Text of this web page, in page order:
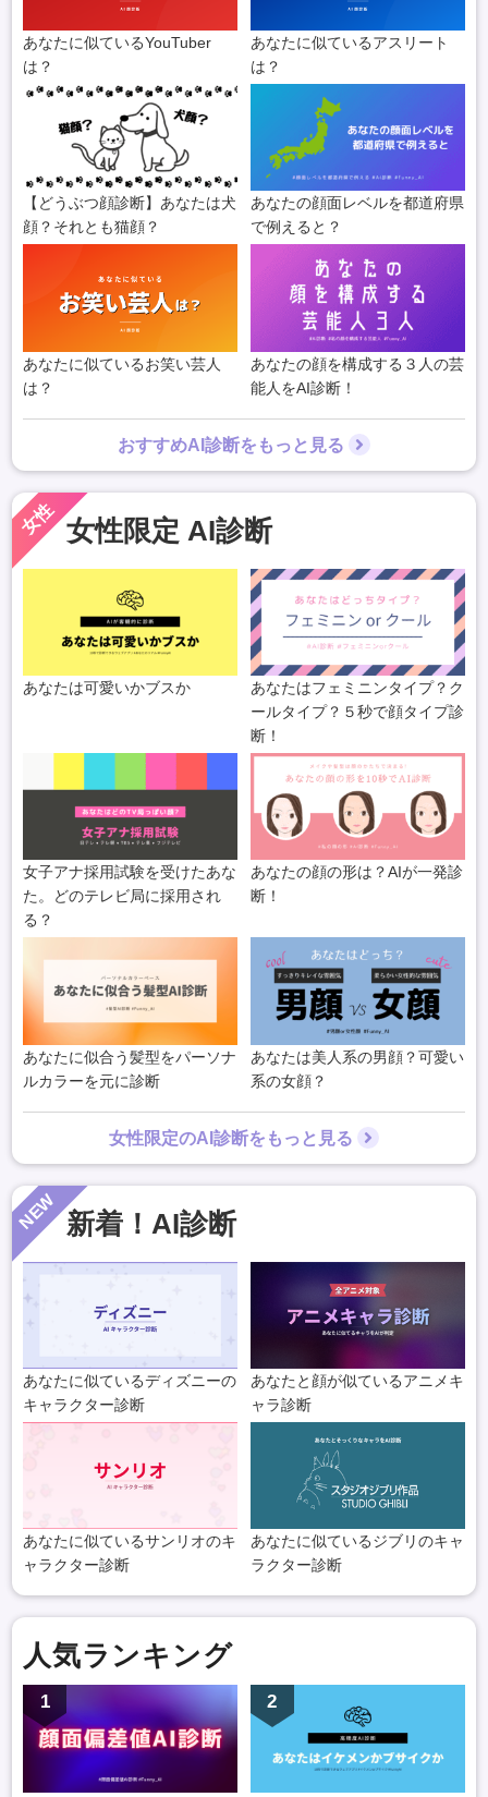
あなたに似ているYouTuber
は？
あなたに似ているアスリート
は？
【どうぶつ顔診断】あなたは犬
顔？それとも猫顔？
あなたの顔面レベルを都道府県
で例えると？
あなたに似ているお笑い芸人
は？
あなたの顔を構成する３人の芸
能人をAI診断！
おすすめAI診断をもっと見る
女性 女性限定 AI診断
あなたは可愛いかブスか
あなたはフェミニンタイプ？ク
ールタイプ？５秒で顔タイプ診
断！
女子アナ採用試験を受けたあな
た。どのテレビ局に採用され
る？
あなたの顔の形は？AIが一発診
断！
あなたに似合う髪型をパーソナ
ルカラーを元に診断
あなたは美人系の男顔？可愛い
系の女顔？
女性限定のAI診断をもっと見る
NEW 新着！AI診断
あなたに似ているディズニーの
キャラクター診断
あなたと顔が似ているアニメキ
ャラ診断
あなたに似ているサンリオのキ
ャラクター診断
あなたに似ているジブリのキャ
ラクター診断
人気ランキング
1 2